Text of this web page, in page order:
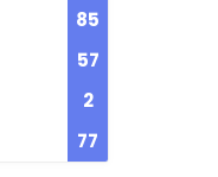
85
57
2
77